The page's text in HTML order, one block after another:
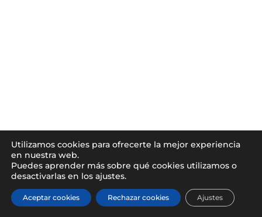
Utilizamos cookies para ofrecerte la mejor experiencia
en nuestra web.
Puedes aprender más sobre qué cookies utilizamos o
desactivarlas en los ajustes.
Aceptar cookies Rechazar cookies Ajustes